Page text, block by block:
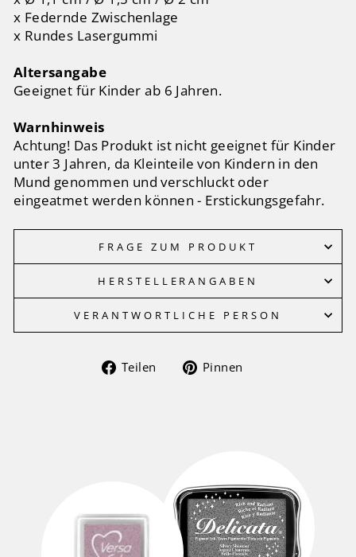
x Federnde Zwischenlage
x Rundes Lasergummi
Altersangabe
Geeignet für Kinder ab 6 Jahren.
Warnhinweis
Achtung! Das Produkt ist nicht geeignet für Kinder
unter 3 Jahren, da Kleinteile von Kindern in den
Mund genommen und verschluckt oder
eingeatmet werden können - Erstickungsgefahr.
FRAGE ZUM PRODUKT
HERSTELLERANGABEN
VERANTWORTLICHE PERSON
Teilen
Auf
Pinnen